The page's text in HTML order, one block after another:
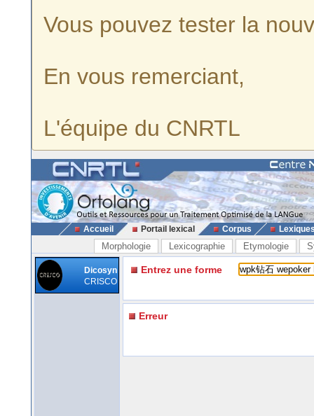
Vous pouvez tester la
En vous remerciant,
L'équipe du CNRTL
Accueil Portail lexical Corpus
Morphologie Lexicographie Etymologie
Dicosyn
CRISCO
Entrez une forme
Erreur